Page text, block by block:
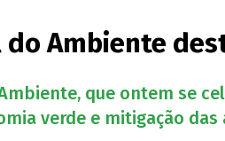
do Ambiente
que ontem se
verde e mitigação